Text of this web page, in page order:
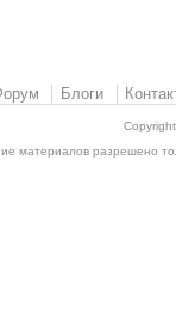
Блоги
материалов разрешено